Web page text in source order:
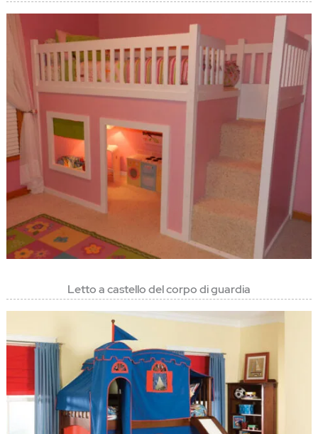
Letto a castello del corpo di guardia